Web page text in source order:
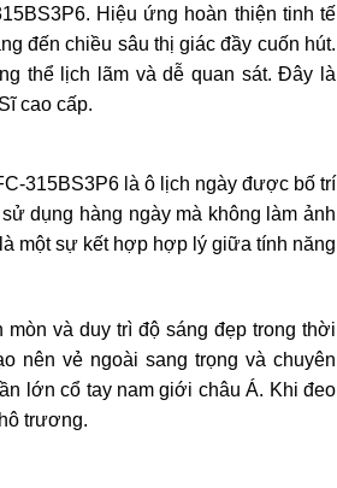
Hiệu ứng hoàn thiện tinh tế
đến chiều sâu thị giác đầy cuốn hút.
thể lịch lãm và dễ quan sát. Đây là
cao cấp.
315BS3P6 là ô lịch ngày được bố trí
dụng hàng ngày mà không làm ảnh
một sự kết hợp hợp lý giữa tính năng
và duy trì độ sáng đẹp trong thời
nên vẻ ngoài sang trọng và chuyên
lớn cổ tay nam giới châu Á. Khi đeo
trương.